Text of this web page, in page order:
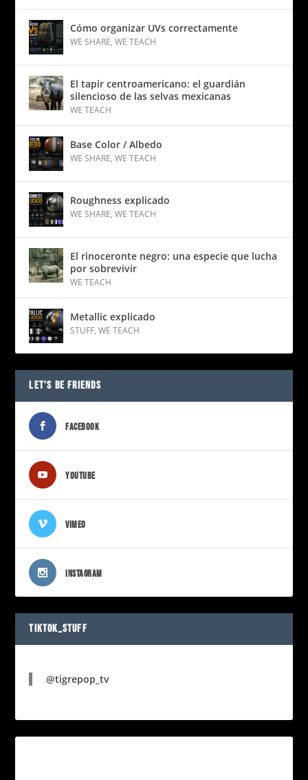
Cómo organizar UVs correctamente
WE SHARE,WE TEACH
El tapir centroamericano: el guardián
silencioso de las selvas mexicanas
WE TEACH
Base Color / Albedo
WE SHARE,WE TEACH
Roughness explicado
WE SHARE,WE TEACH
El rinoceronte negro: una especie que lucha
por sobrevivir
WE TEACH
Metallic explicado
STUFF,WE TEACH
LET’S BE FRIENDS
FACEBOOK
YOUTUBE
VIMEO
INSTAGRAM
TIKTOK_STUFF
@tigrepop_tv